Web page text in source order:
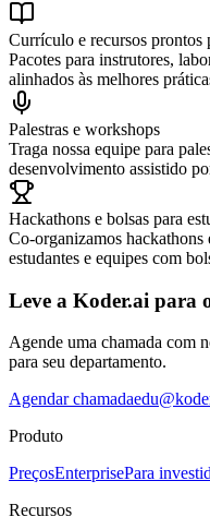
Currículo e recursos prontos
Pacotes para instrutores,
alinhados às melhores
Palestras e workshops
Traga nossa equipe para
desenvolvimento assistido
Hackathons e bolsas para
Co‑organizamos
estudantes e equipes com
Leve a Koder.ai para
Agende uma chamada com
para seu departamento.
Agendar chamada
Produto
PreçosEnterprisePara
Recursos